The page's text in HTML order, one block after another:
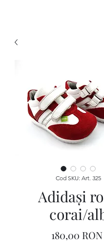
Cod SKU: Art. 325
Adidaşi
corai/
180,00 RON